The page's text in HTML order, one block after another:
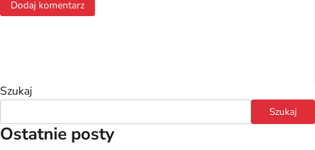
Szukaj
Szukaj
Ostatnie posty